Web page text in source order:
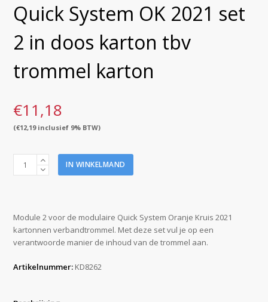
Quick System OK 2021 set
2 in doos karton tbv
trommel karton
€11,18
(€12,19inclusief 9% BTW)
Quick
System
2
in
doos
tbv
karton
IN WINKELMAND
Module 2 voor de modulaire Quick System Oranje Kruis 2021
kartonnen verbandtrommel. Met deze set vul je op een
verantwoorde manier de inhoud van de trommel aan.
Artikelnummer: KD8262